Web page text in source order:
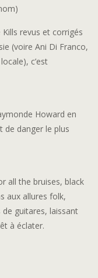
revus et corrigés
(voire Ani Di Franco,
c’est
Howard en
de danger le plus
all the bruises, black
aux allures folk,
guitares, laissant
à éclater.